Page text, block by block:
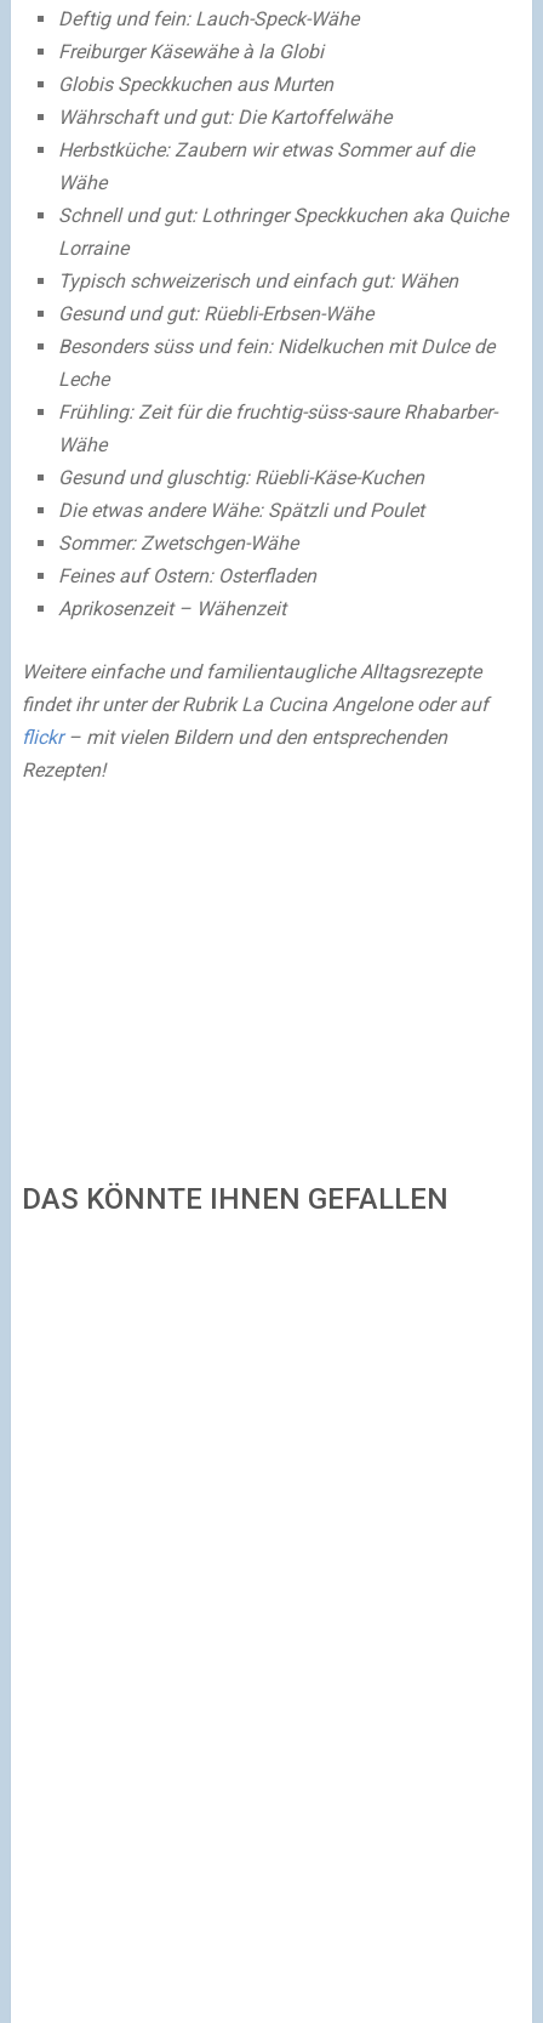
Deftig und fein: Lauch-Speck-Wähe
Freiburger Käsewähe à la Globi
Globis Speckkuchen aus Murten
Währschaft und gut: Die Kartoffelwähe
Herbstküche: Zaubern wir etwas Sommer auf die
Wähe
Schnell und gut: Lothringer Speckkuchen aka Quiche
Lorraine
Typisch schweizerisch und einfach gut: Wähen
Gesund und gut: Rüebli-Erbsen-Wähe
Besonders süss und fein: Nidelkuchen mit Dulce de
Leche
Frühling: Zeit für die fruchtig-süss-saure Rhabarber-
Wähe
Gesund und gluschtig: Rüebli-Käse-Kuchen
Die etwas andere Wähe: Spätzli und Poulet
Sommer: Zwetschgen-Wähe
Feines auf Ostern: Osterfladen
Aprikosenzeit – Wähenzeit
Weitere einfache und familientaugliche Alltagsrezepte
findet ihr unter der Rubrik La Cucina Angelone oder auf
flickr– mit vielen Bildern und den entsprechenden
Rezepten!
DAS KÖNNTE IHNEN GEFALLEN